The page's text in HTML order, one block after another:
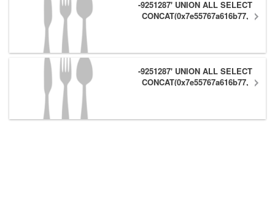
-9251287' UNION ALL SELECT
CONCAT(0x7e55767a616b77,
-9251287' UNION ALL SELECT
CONCAT(0x7e55767a616b77,